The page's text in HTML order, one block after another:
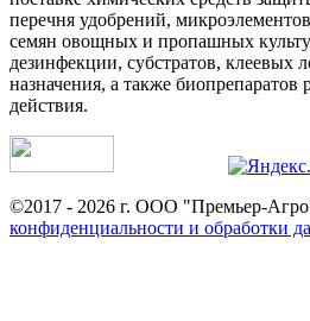
перечня удобрений,
семян овощных и пропашных
дезинфекции, субстратов, клеевых
назначения, а также биопрепаратов
действия.
©2017 - 2026 г. ООО "Премьер-
конфиденциальности и обработки